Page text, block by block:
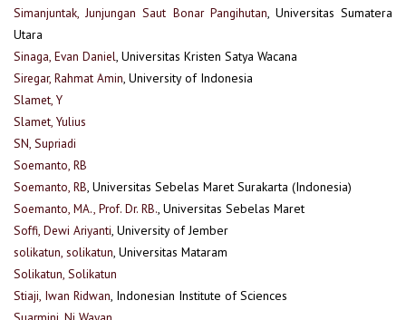
Simanjuntak, Junjungan Saut Bonar Pangihutan, Universitas Sumatera
Utara
Sinaga, Evan Daniel, Universitas Kristen Satya Wacana
Siregar, Rahmat Amin, University of Indonesia
Slamet, Y
Slamet, Yulius
SN, Supriadi
Soemanto, RB
Soemanto, RB, Universitas Sebelas Maret Surakarta (Indonesia)
Soemanto, MA., Prof. Dr. RB., Universitas Sebelas Maret
Soffi, Dewi Ariyanti, University of Jember
solikatun, solikatun, Universitas Mataram
Solikatun, Solikatun
Stiaji, Iwan Ridwan, Indonesian Institute of Sciences